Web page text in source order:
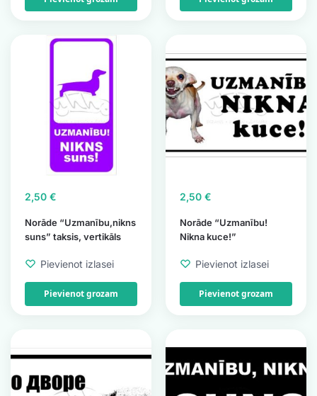
Norāde “Uzmanību,nikns
suns” taksis, vertikāls
2,50 €
Pievienot izlasei
Pievienot grozam
Norāde “Uzmanību!
Nikna kuce!”
2,50 €
Pievienot izlasei
Pievienot grozam